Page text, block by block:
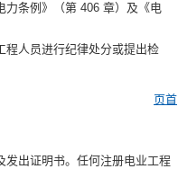
力条例》（第 406 章）及《电
程人员进行纪律处分或提出检
页首
发出证明书。任何注册电业工程